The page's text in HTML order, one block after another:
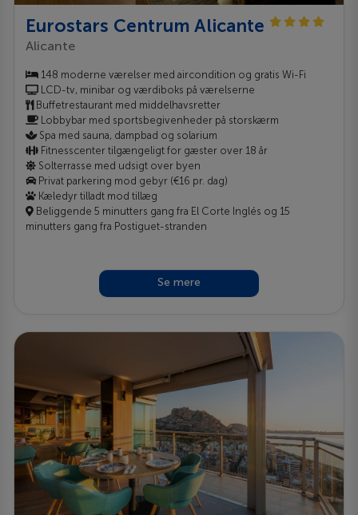
Eurostars Centrum Alicante
Alicante
148 moderne værelser med aircondition og gratis Wi-Fi
LCD-tv, minibar og værdiboks på værelserne
Buffetrestaurant med middelhavsretter
Lobbybar med sportsbegivenheder på storskærm
Spa med sauna, dampbad og solarium
Fitnesscenter tilgængeligt for gæster over 18 år
Solterrasse med udsigt over byen
Privat parkering mod gebyr (€16 pr. dag)
Kæledyr tilladt mod tillæg
Beliggende 5 minutters gang fra El Corte Inglés og 15
minutters gang fra Postiguet-stranden
Se mere